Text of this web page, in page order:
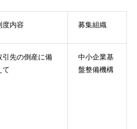
度内容 募集組織
引先の倒産に備
て
中小企業基
盤整備機構